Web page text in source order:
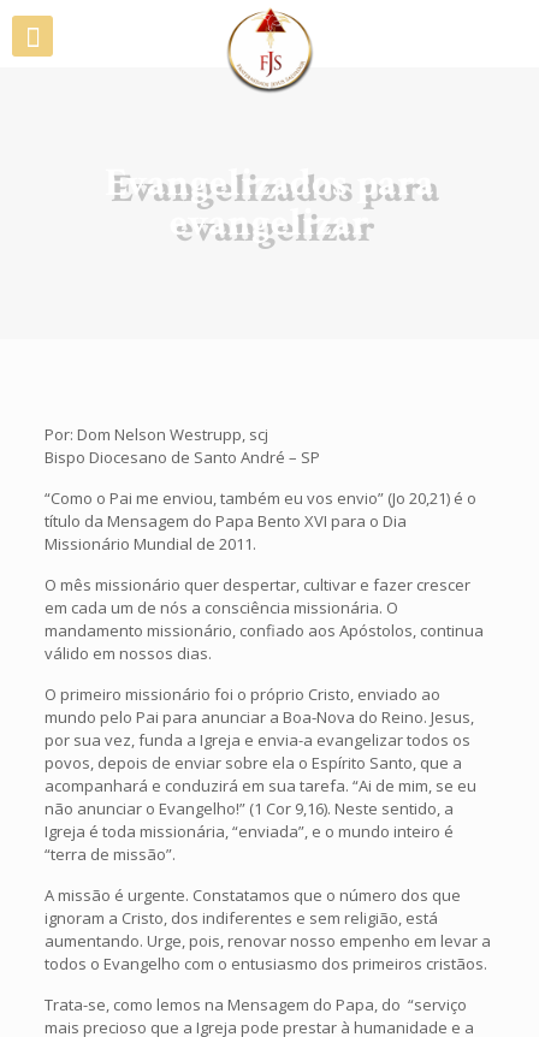
Evangelizados para
evangelizar
Por: Dom Nelson Westrupp, scj
Bispo Diocesano de Santo André – SP
“Como o Pai me enviou, também eu vos envio” (Jo 20,21) é o
título da Mensagem do Papa Bento XVI para o Dia
Missionário Mundial de 2011.
O mês missionário quer despertar, cultivar e fazer crescer
em cada um de nós a consciência missionária. O
mandamento missionário, confiado aos Apóstolos, continua
válido em nossos dias.
O primeiro missionário foi o próprio Cristo, enviado ao
mundo pelo Pai para anunciar a Boa-Nova do Reino. Jesus,
por sua vez, funda a Igreja e envia-a evangelizar todos os
povos, depois de enviar sobre ela o Espírito Santo, que a
acompanhará e conduzirá em sua tarefa. “Ai de mim, se eu
não anunciar o Evangelho!” (1 Cor 9,16). Neste sentido, a
Igreja é toda missionária, “enviada”, e o mundo inteiro é
“terra de missão”.
A missão é urgente. Constatamos que o número dos que
ignoram a Cristo, dos indiferentes e sem religião, está
aumentando. Urge, pois, renovar nosso empenho em levar a
todos o Evangelho com o entusiasmo dos primeiros cristãos.
Trata-se, como lemos na Mensagem do Papa, do “serviço
mais precioso que a Igreja pode prestar à humanidade e a